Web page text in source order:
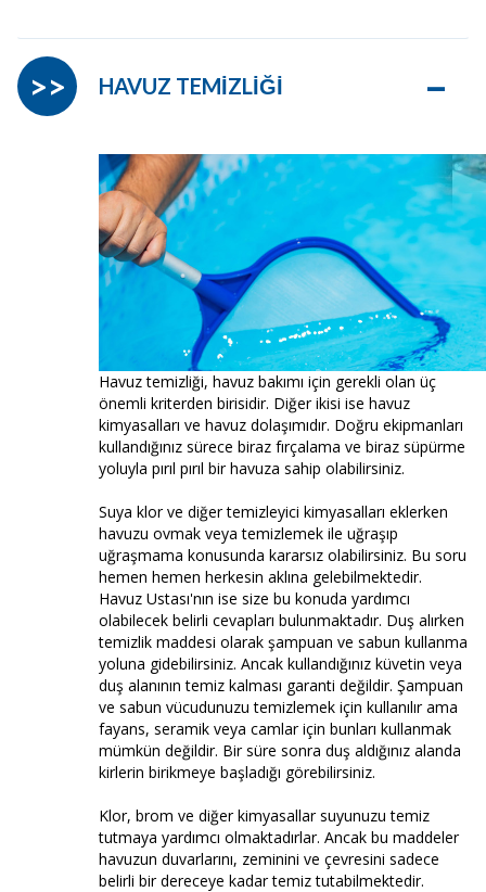
HAVUZ TEMİZLİĞİ –
>>
Havuz temizliği, havuz bakımı için gerekli olan üç
önemli kriterden birisidir. Diğer ikisi ise havuz
kimyasalları ve havuz dolaşımıdır. Doğru ekipmanları
kullandığınız sürece biraz fırçalama ve biraz süpürme
yoluyla pırıl pırıl bir havuza sahip olabilirsiniz.
Suya klor ve diğer temizleyici kimyasalları eklerken
havuzu ovmak veya temizlemek ile uğraşıp
uğraşmama konusunda kararsız olabilirsiniz. Bu soru
hemen hemen herkesin aklına gelebilmektedir.
Havuz Ustası'nın ise size bu konuda yardımcı
olabilecek belirli cevapları bulunmaktadır. Duş alırken
temizlik maddesi olarak şampuan ve sabun kullanma
yoluna gidebilirsiniz. Ancak kullandığınız küvetin veya
duş alanının temiz kalması garanti değildir. Şampuan
ve sabun vücudunuzu temizlemek için kullanılır ama
fayans, seramik veya camlar için bunları kullanmak
mümkün değildir. Bir süre sonra duş aldığınız alanda
kirlerin birikmeye başladığı görebilirsiniz.
Klor, brom ve diğer kimyasallar suyunuzu temiz
tutmaya yardımcı olmaktadırlar. Ancak bu maddeler
havuzun duvarlarını, zeminini ve çevresini sadece
belirli bir dereceye kadar temiz tutabilmektedir.